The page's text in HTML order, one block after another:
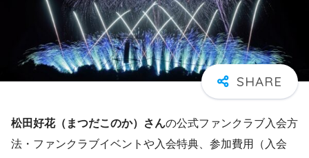
松田好花（ まつだこのか） さんの公式ファンクラブ入会方
法・ファンクラブイベントや入会特典、参加費用（入会